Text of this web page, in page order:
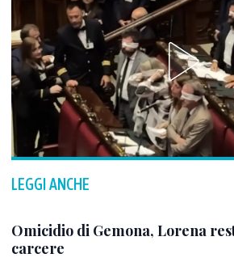
LEGGI ANCHE
Omicidio di Gemona, Lorena
carcere